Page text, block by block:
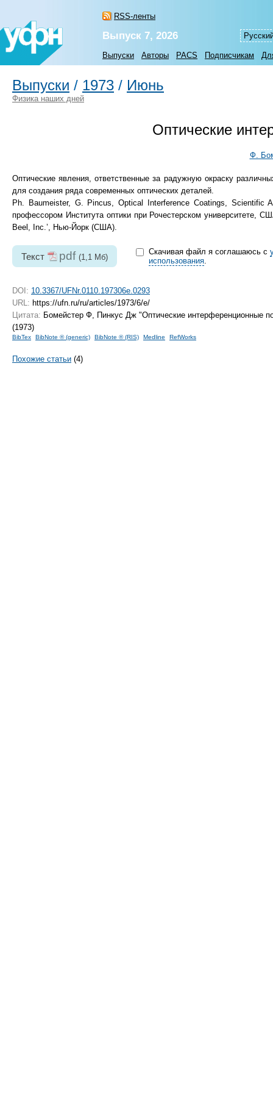
RSS-ленты
Выпуск 7, 2026
Выпуски Авторы PACS Подписчикам
Выпуски / 1973 / Июнь
Физика наших дней
Оптические
Ф.
Оптические явления, ответственные за радужную окраску
для создания ряда современных оптических деталей.
Ph. Baumeister, G. Pincus, Optical Interference Coatings,
профессором Института оптики при Рочестерском университете,
Beel, Inc.’, Нью-Йорк (США).
Текст pdf (1,1 Мб)
Скачивая файл я соглашаюсь с
использования.
DOI: 10.3367/UFNr.0110.197306e.0293
URL: https://ufn.ru/ru/articles/1973/6/e/
Цитата: Бомейстер Ф, Пинкус Дж "Оптические интерференционные
(1973)
BibTex BibNote ® (generic) BibNote ® (RIS) Medline RefWorks
Похожие статьи (4)